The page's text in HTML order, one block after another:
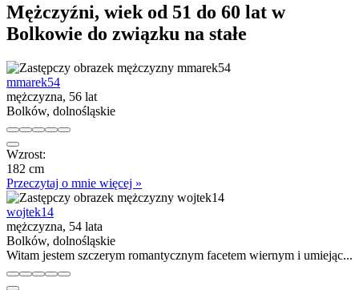
Mężczyźni, wiek od 51 do 60 lat w
Bolkowie do związku na stałe
mmarek54
mężczyzna, 56 lat
Bolków, dolnośląskie
Wzrost:
182 cm
Przeczytaj o mnie więcej »
wojtek14
mężczyzna, 54 lata
Bolków, dolnośląskie
Witam jestem szczerym romantycznym facetem wiernym i umiejąc...